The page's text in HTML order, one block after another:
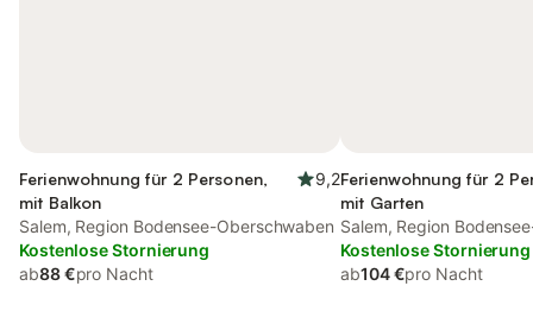
Ferienwohnung für 2 Personen,
mit Balkon
9,2
Salem, Region Bodensee-Oberschwaben
Kostenlose Stornierung
ab88 €pro Nacht
Ferienwohnung für 2
mit Garten
Salem, Region
Kostenlose Stornierung
ab104 €pro Nacht